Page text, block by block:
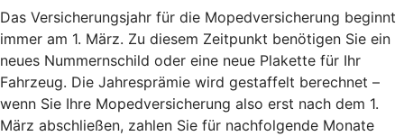
Das Versicherungsjahr für die Mopedversicherung beginnt
immer am 1. März. Zu diesem Zeitpunkt benötigen Sie ein
neues Nummernschild oder eine neue Plakette für Ihr
Fahrzeug. Die Jahresprämie wird gestaffelt berechnet –
wenn Sie Ihre Mopedversicherung also erst nach dem 1.
März abschließen, zahlen Sie für nachfolgende Monate